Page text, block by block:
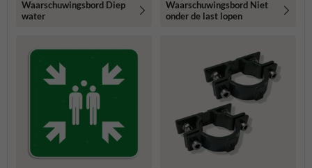
Waarschuwingsbord Diep
water
Waarschuwingsbord Niet
onder de last lopen